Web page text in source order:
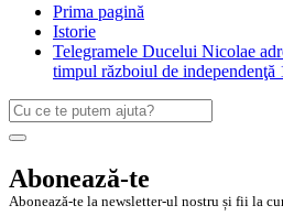
Prima pagină
Istorie
Telegramele Ducelui Nicolae
timpul războiul de independenţă
Caută
după:
Search
Abonează-te
Abonează-te la newsletter-ul nostru și fii la